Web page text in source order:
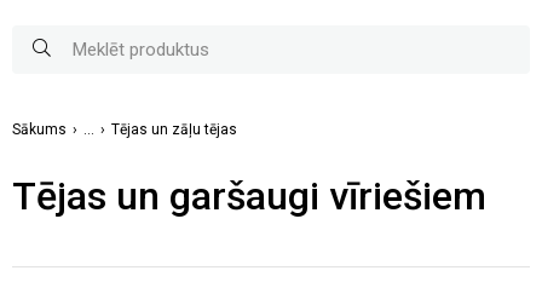
Sākums Tējas un zāļu tējas
Tējas un garšaugi vīriešiem